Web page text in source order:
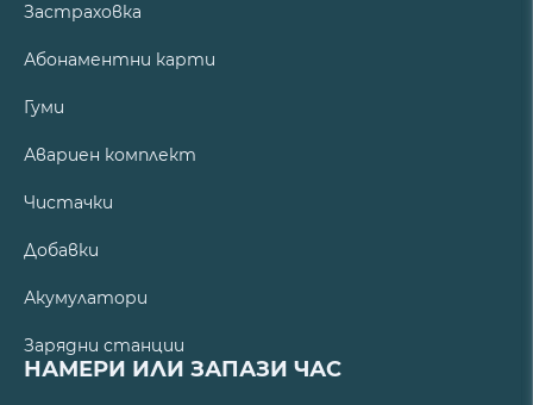
Застраховка
Абонаментни карти
Гуми
Авариен комплект
Чистачки
Добавки
Акумулатори
Зарядни станции
НАМЕРИ ИЛИ ЗАПАЗИ ЧАС